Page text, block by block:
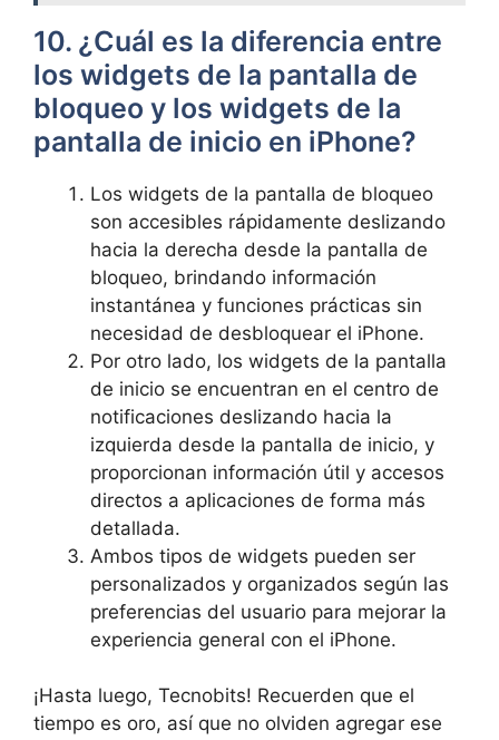
10. ¿Cuál es la diferencia entre
‌los widgets de⁢ la pantalla de
bloqueo y los widgets⁢ de la ​
pantalla de inicio en ‍iPhone?
Los widgets de la pantalla de bloqueo
son accesibles rápidamente deslizando
hacia la⁢ derecha desde la pantalla de
bloqueo, brindando información
instantánea y funciones prácticas sin
necesidad de desbloquear el iPhone.
Por otro lado, los widgets de la⁣ pantalla
de inicio se encuentran en‍ el centro de
notificaciones deslizando hacia la
izquierda desde la pantalla de inicio, y
proporcionan información​ útil y accesos
directos a aplicaciones de forma más
detallada.
Ambos tipos de widgets‍ pueden ‍ser
personalizados y organizados según las
preferencias del usuario para mejorar la
experiencia general con el iPhone.
¡Hasta luego, Tecnobits! Recuerden que⁢ el
tiempo es oro, así que no olviden agregar ese⁢